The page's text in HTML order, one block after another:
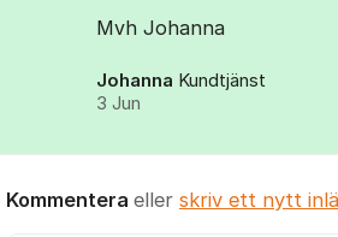
Mvh Johanna
Johanna Kundtjänst
3 Jun
Kommentera eller skriv ett nytt